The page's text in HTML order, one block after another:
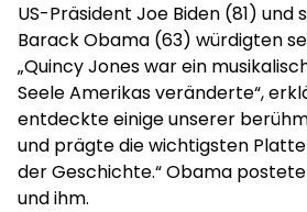
US-Präsident Joe Biden (81) und
Barack Obama (63) würdigten
„Quincy Jones war ein
Seele Amerikas veränderte“,
entdeckte einige unserer
und prägte die wichtigsten
der Geschichte.“ Obama
und ihm.